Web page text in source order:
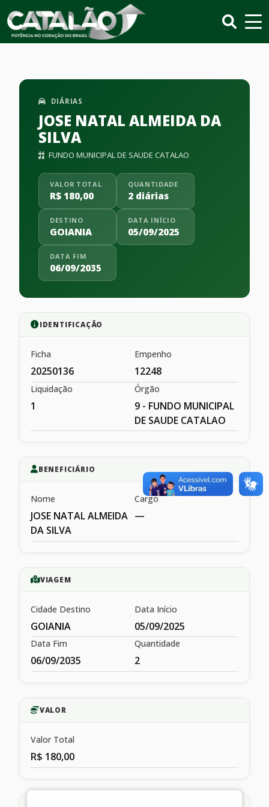
DIÁRIAS
JOSE NATAL ALMEIDA DA
SILVA
FUNDO MUNICIPAL DE SAUDE CATALAO
VALOR TOTAL
R$ 180,00
QUANTIDADE
2 diárias
DESTINO
GOIANIA
DATA INÍCIO
05/09/2025
DATA FIM
06/09/2035
IDENTIFICAÇÃO
Ficha
20250136
Empenho
12248
Liquidação
1
Órgão
9 - FUNDO MUNICIPAL
DE SAUDE CATALAO
BENEFICIÁRIO
Nome
JOSE NATAL ALMEIDA
DA SILVA
Cargo
—
VIAGEM
Cidade Destino
GOIANIA
Data Início
05/09/2025
Data Fim
06/09/2035
Quantidade
2
VALOR
Valor Total
R$ 180,00